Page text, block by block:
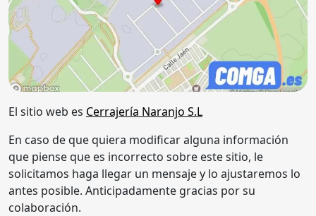
El sitio web es Cerrajería Naranjo S.L
En caso de que quiera modificar alguna información
que piense que es incorrecto sobre este sitio, le
solicitamos haga llegar un mensaje y lo ajustaremos lo
antes posible. Anticipadamente gracias por su
colaboración.